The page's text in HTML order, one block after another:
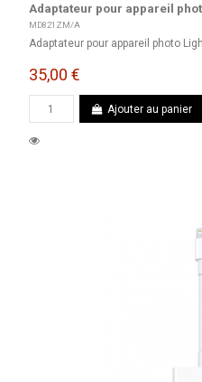
Adaptateur pour appareil
MD821ZM/A
Adaptateur pour appareil photo
35,00 €
Ajouter au panier